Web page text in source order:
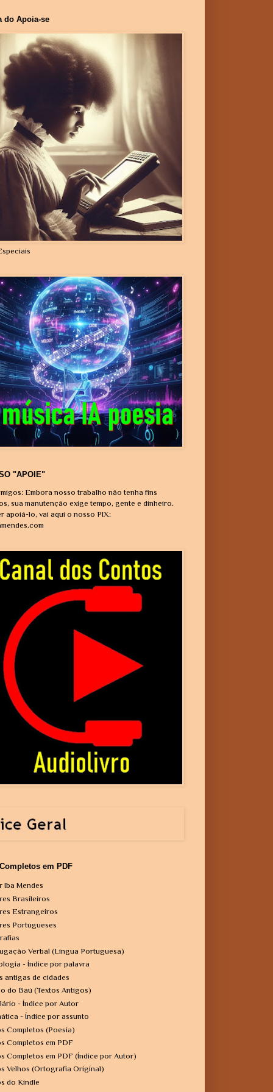
do Apoia-se
"APOIE"
Embora nosso trabalho não tenha fins
sua manutenção exige tempo, gente e dinheiro.
apoiá-lo, vai aqui o nosso PIX:
em PDF
Iba Mendes
Brasileiros
Estrangeiros
Portugueses
Verbal (Língua Portuguesa)
- Índice por palavra
antigas de cidades
do Baú (Textos Antigos)
- Índice por Autor
- Índice por assunto
Completos (Poesia)
Completos em PDF
Completos em PDF (Índice por Autor)
Velhos (Ortografia Original)
do Kindle